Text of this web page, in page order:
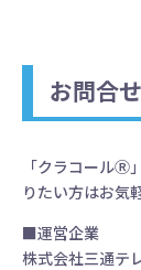
お問合
「クラコールⓇ
りたい方はお気
■運営企業
株式会社三通テ